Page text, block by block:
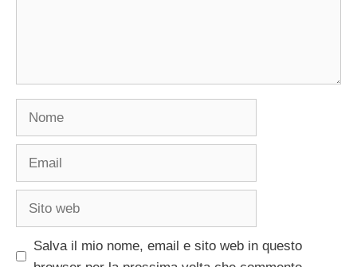
Salva il mio nome, email e sito web in questo